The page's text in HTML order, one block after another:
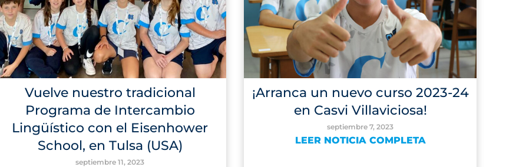
Vuelve nuestro tradicional
Programa de Intercambio
Lingüístico con el Eisenhower
School, en Tulsa (USA)
septiembre 11, 2023
¡Arranca un nuevo curso 2023-24
en Casvi Villaviciosa!
septiembre 7, 2023
LEER NOTICIA COMPLETA